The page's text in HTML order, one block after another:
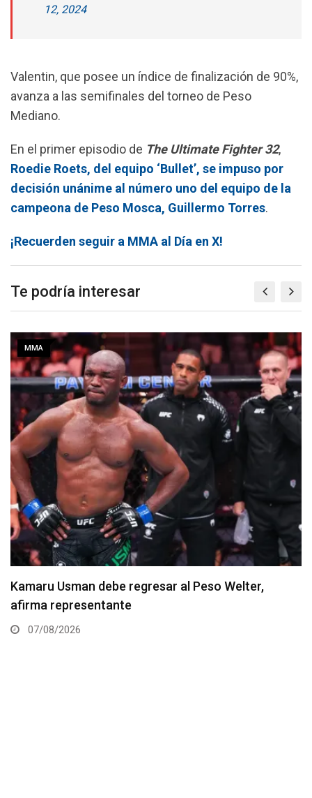
12, 2024
Valentin, que posee un índice de finalización de 90%,
avanza a las semifinales del torneo de Peso
Mediano.
En el primer episodio de The Ultimate Fighter 32,
Roedie Roets, del equipo ‘Bullet’, se impuso por
decisión unánime al número uno del equipo de la
campeona de Peso Mosca, Guillermo Torres.
¡Recuerden seguir a MMA al Día en X!
Te podría interesar
MMA
Resultados de los pesajes del UFC Vegas 120:
Gamrot hace peso para pelea con Salkilld
07/08/2026